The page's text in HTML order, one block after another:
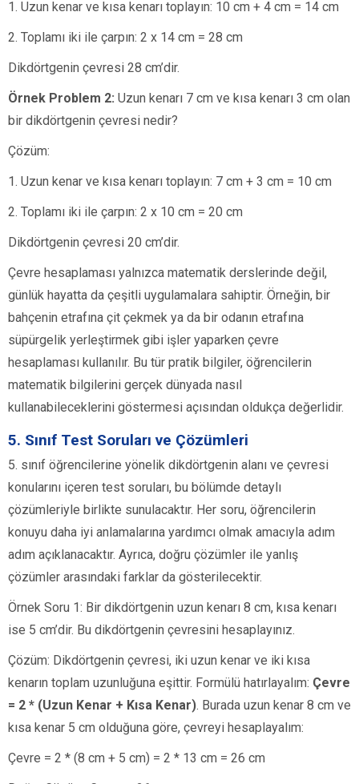
1. Uzun kenar ve kısa kenarı toplayın: 10 cm + 4 cm = 14 cm
2. Toplamı iki ile çarpın: 2 x 14 cm = 28 cm
Dikdörtgenin çevresi 28 cm’dir.
Örnek Problem 2: Uzun kenarı 7 cm ve kısa kenarı 3 cm olan
bir dikdörtgenin çevresi nedir?
Çözüm:
1. Uzun kenar ve kısa kenarı toplayın: 7 cm + 3 cm = 10 cm
2. Toplamı iki ile çarpın: 2 x 10 cm = 20 cm
Dikdörtgenin çevresi 20 cm’dir.
Çevre hesaplaması yalnızca matematik derslerinde değil,
günlük hayatta da çeşitli uygulamalara sahiptir. Örneğin, bir
bahçenin etrafına çit çekmek ya da bir odanın etrafına
süpürgelik yerleştirmek gibi işler yaparken çevre
hesaplaması kullanılır. Bu tür pratik bilgiler, öğrencilerin
matematik bilgilerini gerçek dünyada nasıl
kullanabileceklerini göstermesi açısından oldukça değerlidir.
5. Sınıf Test Soruları ve Çözümleri
5. sınıf öğrencilerine yönelik dikdörtgenin alanı ve çevresi
konularını içeren test soruları, bu bölümde detaylı
çözümleriyle birlikte sunulacaktır. Her soru, öğrencilerin
konuyu daha iyi anlamalarına yardımcı olmak amacıyla adım
adım açıklanacaktır. Ayrıca, doğru çözümler ile yanlış
çözümler arasındaki farklar da gösterilecektir.
Örnek Soru 1: Bir dikdörtgenin uzun kenarı 8 cm, kısa kenarı
ise 5 cm’dir. Bu dikdörtgenin çevresini hesaplayınız.
Çözüm: Dikdörtgenin çevresi, iki uzun kenar ve iki kısa
kenarın toplam uzunluğuna eşittir. Formülü hatırlayalım: Çevre
= 2 * (Uzun Kenar + Kısa Kenar). Burada uzun kenar 8 cm ve
kısa kenar 5 cm olduğuna göre, çevreyi hesaplayalım:
Çevre = 2 * (8 cm + 5 cm) = 2 * 13 cm = 26 cm